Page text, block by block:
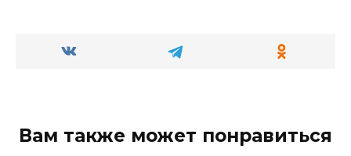
Вам также может понравиться